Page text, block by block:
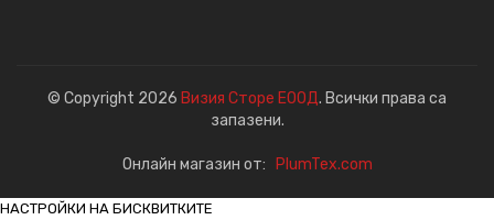
© Copyright 2026 Визия Сторе ЕООД. Всички права са
запазени.
Онлайн магазин от: PlumTex.com
НАСТРОЙКИ НА БИСКВИТКИТЕ